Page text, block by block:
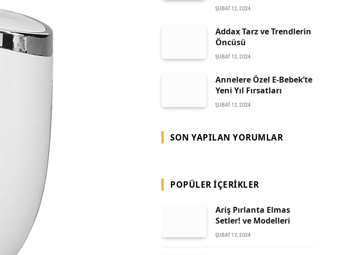
ŞUBAT 12, 2024
Addax Tarz ve Trendlerin
Öncüsü
ŞUBAT 12, 2024
Annelere Özel E-Bebek’te
Yeni Yıl Fırsatları
ŞUBAT 12, 2024
SON YAPILAN YORUMLAR
POPÜLER İÇERIKLER
Ariş Pırlanta Elmas
Setler! ve Modelleri
ŞUBAT 12, 2024